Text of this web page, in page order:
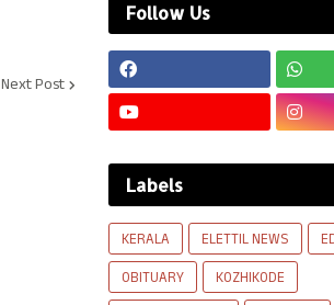
Next Post
Follow Us
Labels
KERALA ELETTIL NEWS
OBITUARY
KOZHIKODE